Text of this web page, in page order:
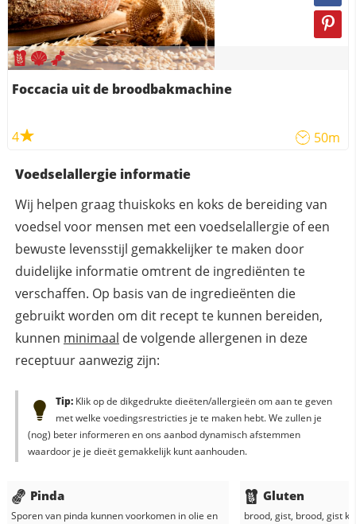
Foccacia uit de broodbakmachine
4 50m
Voedselallergie informatie
Wij helpen graag thuiskoks en koks de bereiding van
voedsel voor mensen met een voedselallergie of een
bewuste levensstijl gemakkelijker te maken door
duidelijke informatie omtrent de ingrediënten te
verschaffen. Op basis van de ingredieënten die
gebruikt worden om dit recept te kunnen bereiden,
kunnen minimaal de volgende allergenen in deze
receptuur aanwezig zijn:
Tip:Klik op de dikgedrukte dieëten/allergieën om aan te geven
met welke voedingsrestricties je te maken hebt. We zullen je
(nog) beter informeren en ons aanbod dynamisch afstemmen
waardoor je je dieët gemakkelijk kunt aanhouden.
Pinda
Sporen van pinda kunnen voorkomen inolie en
Gluten
brood, gist, brood, gist